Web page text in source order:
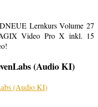
Lernkurs Volume 27
Video Pro X inkl. 15
(Audio KI)